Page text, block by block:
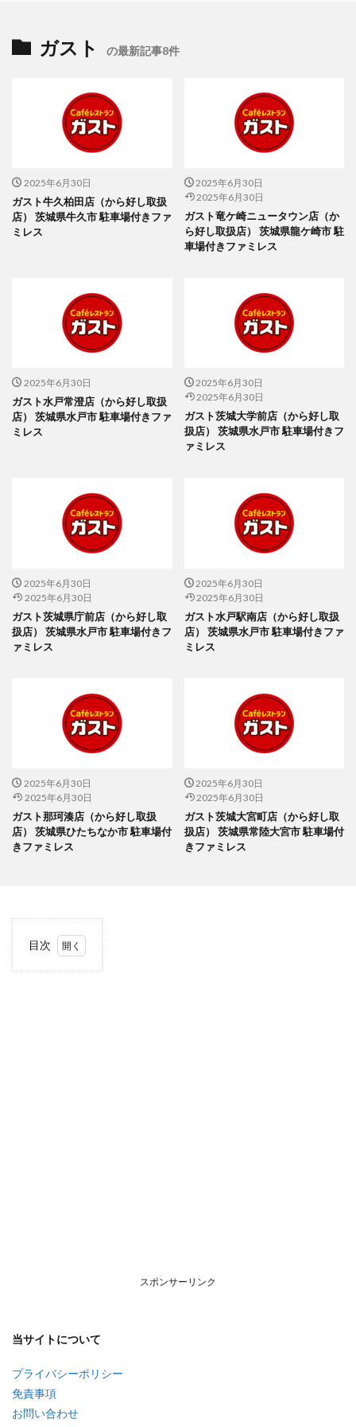
ガスト の最新記事8件
2025年6月30日
ガスト牛久柏田店（から好し取扱
店） 茨城県牛久市 駐車場付きファ
ミレス
2025年6月30日
2025年6月30日
ガスト竜ケ崎ニュータウン店（か
ら好し取扱店） 茨城県龍ケ崎市 駐
車場付きファミレス
2025年6月30日
ガスト水戸常澄店（から好し取扱
店） 茨城県水戸市 駐車場付きファ
ミレス
2025年6月30日
2025年6月30日
ガスト茨城大学前店（から好し取
扱店） 茨城県水戸市 駐車場付きフ
ァミレス
2025年6月30日
2025年6月30日
ガスト茨城県庁前店（から好し取
扱店） 茨城県水戸市 駐車場付きフ
ァミレス
2025年6月30日
2025年6月30日
ガスト水戸駅南店（から好し取扱
店） 茨城県水戸市 駐車場付きファ
ミレス
2025年6月30日
2025年6月30日
ガスト那珂湊店（から好し取扱
店） 茨城県ひたちなか市 駐車場付
きファミレス
2025年6月30日
2025年6月30日
ガスト茨城大宮町店（から好し取
扱店） 茨城県常陸大宮市 駐車場付
きファミレス
目次
スポンサーリンク
当サイトについて
プライバシーポリシー
免責事項
お問い合わせ